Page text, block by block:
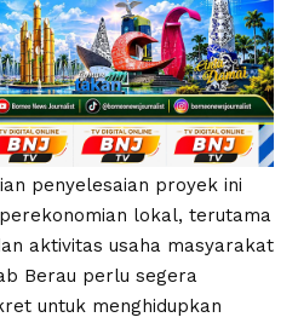
penyelesaian proyek ini
lokal, terutama
aktivitas usaha masyarakat
Berau perlu segera
untuk menghidupkan